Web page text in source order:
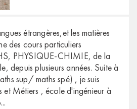
étrangères,et les matières
des cours particuliers
PHYSIQUE-CHIMIE, de la
depuis plusieurs années. Suite à
sup/ maths spé) , je suis
et Métiers , école d'ingénieur à
...